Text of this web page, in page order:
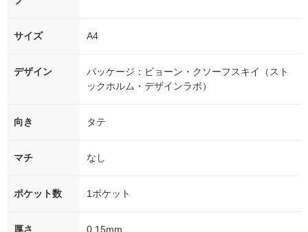
サイズ A4
デザイン
パッケージ：ビョーン・クソーフスキイ（スト
ックホルム・デザインラボ）
向き タテ
マチ なし
ポケット数 1ポケット
厚さ 0.15mm